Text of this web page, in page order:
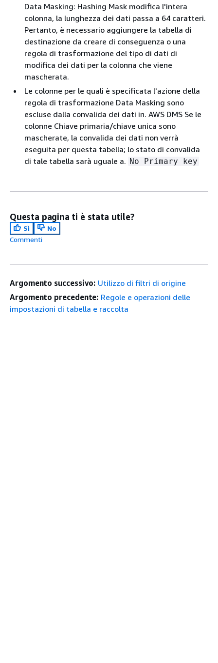
Data Masking: Hashing Mask modifica l'intera
colonna, la lunghezza dei dati passa a 64 caratteri.
Pertanto, è necessario aggiungere la tabella di
destinazione da creare di conseguenza o una
regola di trasformazione del tipo di dati di
modifica dei dati per la colonna che viene
mascherata.
Le colonne per le quali è specificata l'azione della
regola di trasformazione Data Masking sono
escluse dalla convalida dei dati in. AWS DMS Se le
colonne Chiave primaria/chiave unica sono
mascherate, la convalida dei dati non verrà
eseguita per questa tabella; lo stato di convalida
di tale tabella sarà uguale a. No Primary key
Questa pagina ti è stata utile?
Sì
No
Commenti
Argomento successivo: Utilizzo di filtri di origine
Argomento precedente: Regole e operazioni delle
impostazioni di tabella e raccolta